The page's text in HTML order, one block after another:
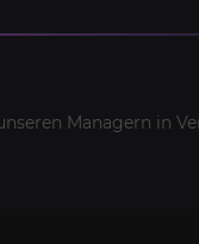
Managern in